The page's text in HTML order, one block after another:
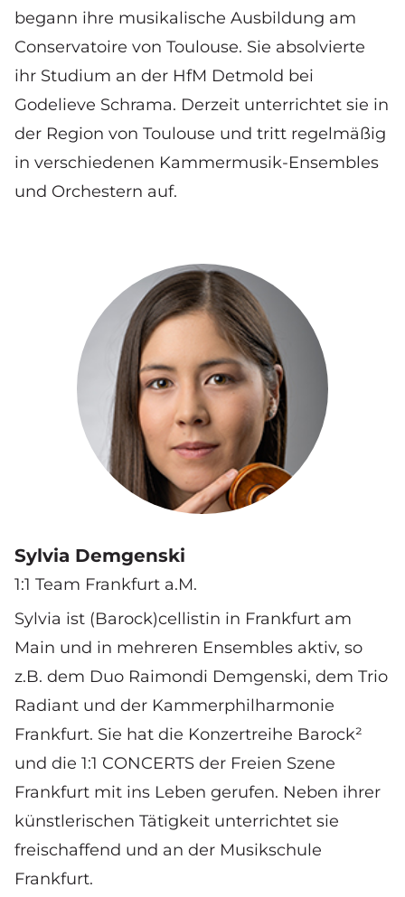
begann ihre musikalische Ausbildung am
Conservatoire von Toulouse. Sie absolvierte
ihr Studium an der HfM Detmold bei
Godelieve Schrama. Derzeit unterrichtet sie in
der Region von Toulouse und tritt regelmäßig
in verschiedenen Kammermusik-Ensembles
und Orchestern auf.
Sylvia Demgenski
1:1 Team Frankfurt a.M.
Sylvia ist (Barock)cellistin in Frankfurt am
Main und in mehreren Ensembles aktiv, so
z.B. dem Duo Raimondi Demgenski, dem Trio
Radiant und der Kammerphilharmonie
Frankfurt. Sie hat die Konzertreihe Barock²
und die 1:1 CONCERTS der Freien Szene
Frankfurt mit ins Leben gerufen. Neben ihrer
künstlerischen Tätigkeit unterrichtet sie
freischaffend und an der Musikschule
Frankfurt.